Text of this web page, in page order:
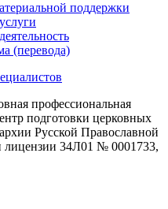
поддержки
(перевода)
профессиональная
подготовки церковных
Русской Православной
лицензии 34Л01 № 0001733,